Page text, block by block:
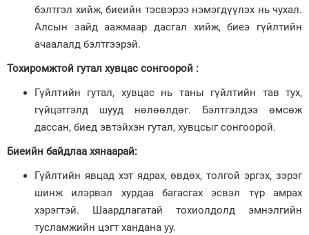
бэлтгэл хийж, биеийн тэсвэрээ нэмэгдүүлэх нь чухал.
Алсын зайд аажмаар дасгал хийж, биеэ гүйлтийн
ачаалалд бэлтгээрэй.
Тохиромжтой гутал хувцас сонгоорой :
Гүйлтийн гутал, хувцас нь таны гүйлтийн тав тух,
гүйцэтгэлд шууд нөлөөлдөг. Бэлтгэлдээ өмсөж
дассан, биед эвтэйхэн гутал, хувцсыг сонгоорой.
Биеийн байдлаа хянаарай:
Гүйлтийн явцад хэт ядрах, өвдөх, толгой эргэх, зэрэг
шинж илэрвэл хурдаа багасгах эсвэл түр амрах
хэрэгтэй. Шаардлагатай тохиолдолд эмнэлгийн
тусламжийн цэгт хандана уу.